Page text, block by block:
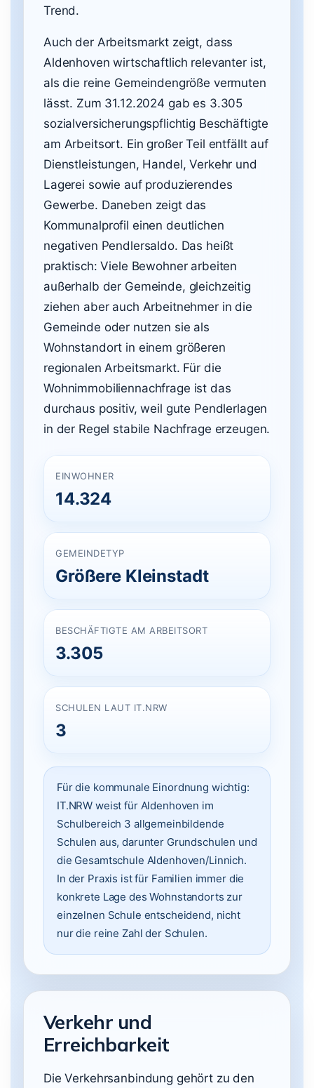
Trend.
Auch der Arbeitsmarkt zeigt, dass
Aldenhoven wirtschaftlich relevanter ist,
als die reine Gemeindengröße vermuten
lässt. Zum 31.12.2024 gab es 3.305
sozialversicherungspflichtig Beschäftigte
am Arbeitsort. Ein großer Teil entfällt auf
Dienstleistungen, Handel, Verkehr und
Lagerei sowie auf produzierendes
Gewerbe. Daneben zeigt das
Kommunalprofil einen deutlichen
negativen Pendlersaldo. Das heißt
praktisch: Viele Bewohner arbeiten
außerhalb der Gemeinde, gleichzeitig
ziehen aber auch Arbeitnehmer in die
Gemeinde oder nutzen sie als
Wohnstandort in einem größeren
regionalen Arbeitsmarkt. Für die
Wohnimmobiliennachfrage ist das
durchaus positiv, weil gute Pendlerlagen
in der Regel stabile Nachfrage erzeugen.
EINWOHNER
14.324
GEMEINDETYP
Größere Kleinstadt
BESCHÄFTIGTE AM ARBEITSORT
3.305
SCHULEN LAUT IT.NRW
3
Für die kommunale Einordnung wichtig:
IT.NRW weist für Aldenhoven im
Schulbereich 3 allgemeinbildende
Schulen aus, darunter Grundschulen und
die Gesamtschule Aldenhoven/Linnich.
In der Praxis ist für Familien immer die
konkrete Lage des Wohnstandorts zur
einzelnen Schule entscheidend, nicht
nur die reine Zahl der Schulen.
Verkehr und
Erreichbarkeit
Die Verkehrsanbindung gehört zu den